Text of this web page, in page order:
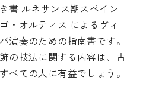
書 ルネサンス期スペイン
・オルティス によるヴィ
演奏のための指南書です。
の技法に関する内容は、古
べての人に有益でしょう。